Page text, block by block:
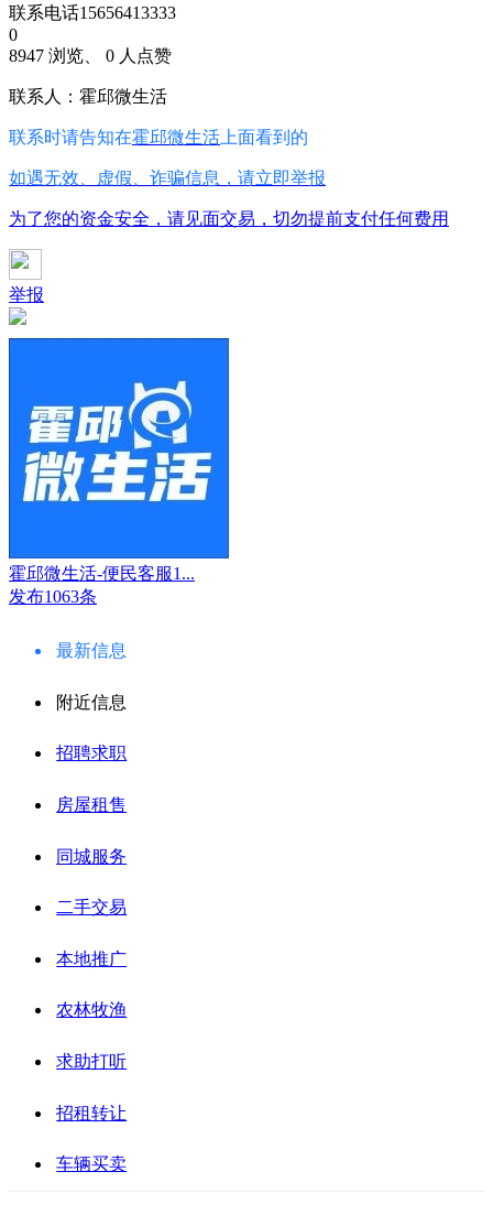
联系电话15656413333
0
8947 浏览、 0 人点赞
联系人：霍邱微生活
联系时请告知在霍邱微生活 上面看到的
如遇无效、虚假、诈骗信息，请立即举报
为了您的资金安全，请见面交易，切勿提前支付任何费用
举报
霍邱微生活-便民客服1...
发布1063条
最新信息
附近信息
招聘求职
房屋租售
同城服务
二手交易
本地推广
农林牧渔
求助打听
招租转让
车辆买卖